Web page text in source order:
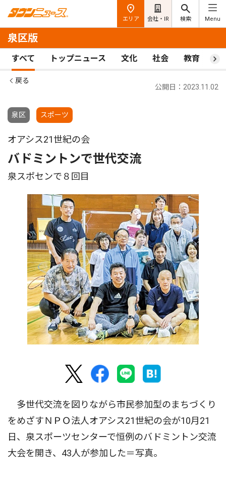
エリア 会社・IR 検索 Menu
泉区版
すべて トップニュース 文化 社会 教育 ス
戻る
泉区 スポーツ
公開日：2023.11.02
オアシス21世紀の会
バドミントンで世代交流
泉スポセンで８回目
多世代交流を図りながら市民参加型のまちづくり
をめざすＮＰＯ法人オアシス21世紀の会が10月21
日、泉スポーツセンターで恒例のバドミントン交流
大会を開き、43人が参加した＝写真。